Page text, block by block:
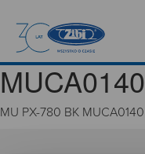
MUCA0140
MU PX-780 BK MUCA0140